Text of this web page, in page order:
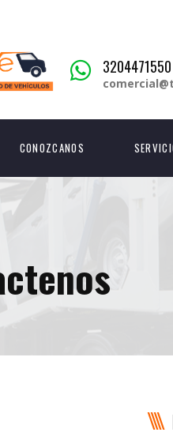
3204471550
CONOZCANOS